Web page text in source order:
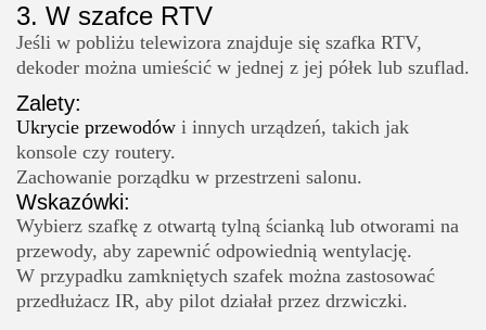
3. W szafce RTV
Jeśli w pobliżu telewizora znajduje się szafka RTV,
dekoder można umieścić w jednej z jej półek lub szuflad.
Zalety:
Ukrycie przewodów i innych urządzeń, takich jak
konsole czy routery.
Zachowanie porządku w przestrzeni salonu.
Wskazówki:
Wybierz szafkę z otwartą tylną ścianką lub otworami na
przewody, aby zapewnić odpowiednią wentylację.
W przypadku zamkniętych szafek można zastosować
przedłużacz IR, aby pilot działał przez drzwiczki.